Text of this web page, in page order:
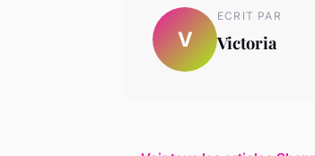
V
ECRIT PAR
Victoria